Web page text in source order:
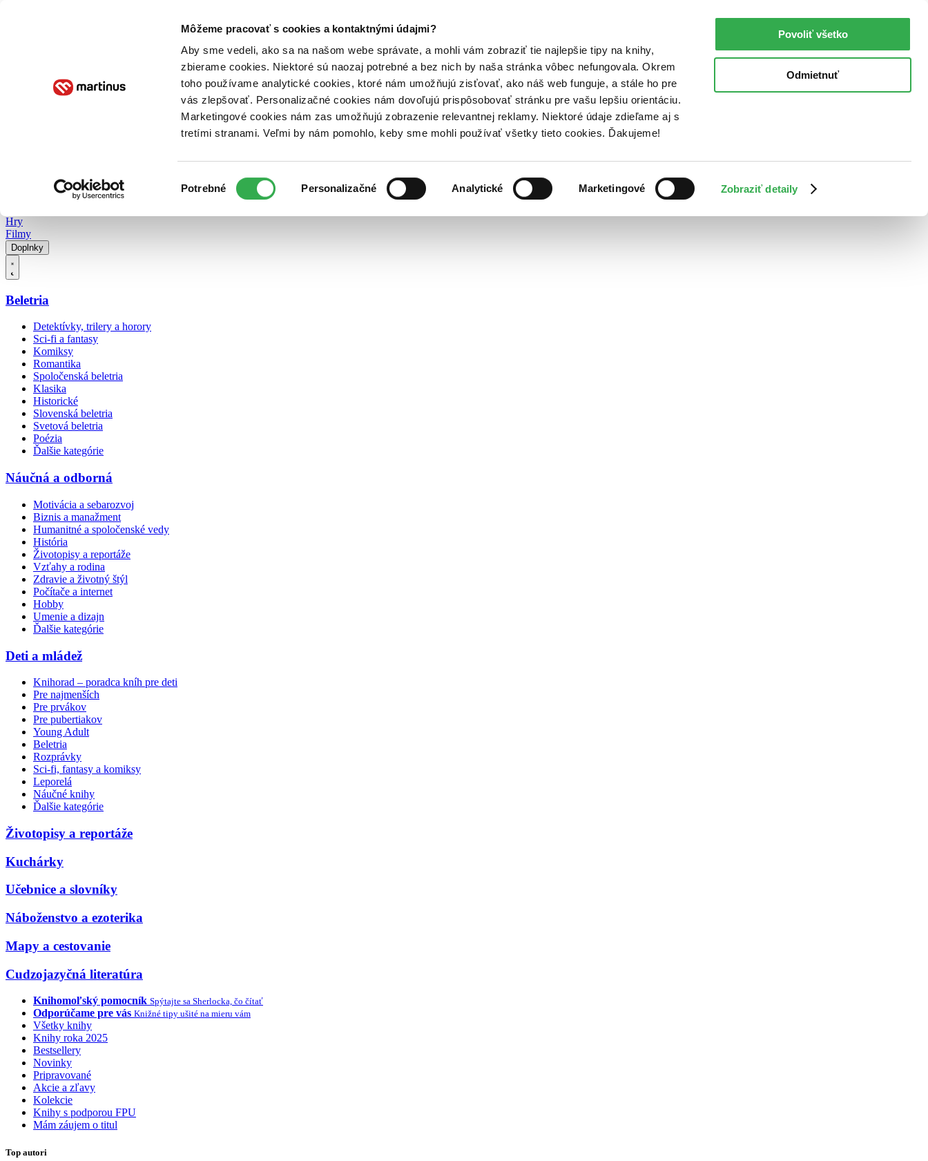
Môžeme pracovať s cookies a kontaktnými údajmi?
Aby sme vedeli, ako sa na našom webe správate, a mohli vám zobraziť tie najlepšie tipy na knihy,
zbierame cookies. Niektoré sú naozaj potrebné a bez nich by naša stránka vôbec nefungovala. Okrem
toho používame analytické cookies, ktoré nám umožňujú zisťovať, ako náš web funguje, a stále ho pre
vás zlepšovať. Personalizačné cookies nám dovoľujú prispôsobovať stránku pre vašu lepšiu orientáciu.
Marketingové cookies nám zas umožňujú zobrazenie relevantnej reklamy. Niektoré údaje zdieľame aj s
tretími stranami. Veľmi by nám pomohlo, keby sme mohli používať všetky tieto cookies. Ďakujeme!
súhlasu
Potrebné Personalizačné Analytické Marketingové Zobraziť detaily
Povoliť všetko
Odmietnuť
Poukážky Kontakt
Hry
Filmy
Doplnky
Beletria
Detektívky, trilery a horory
Sci-fi a fantasy
Komiksy
Romantika
Spoločenská beletria
Klasika
Historické
Slovenská beletria
Svetová beletria
Poézia
Ďalšie kategórie
Náučná a odborná
Motivácia a sebarozvoj
Biznis a manažment
Humanitné a spoločenské vedy
História
Životopisy a reportáže
Vzťahy a rodina
Zdravie a životný štýl
Počítače a internet
Hobby
Umenie a dizajn
Ďalšie kategórie
Deti a mládež
Knihorad – poradca kníh pre deti
Pre najmenších
Pre prvákov
Pre pubertiakov
Young Adult
Beletria
Rozprávky
Sci-fi, fantasy a komiksy
Leporelá
Náučné knihy
Ďalšie kategórie
Životopisy a reportáže
Kuchárky
Učebnice a slovníky
Náboženstvo a ezoterika
Mapy a cestovanie
Cudzojazyčná literatúra
Knihomoľský pomocník Spýtajte sa Sherlocka, čo čítať
Odporúčame pre vás Knižné tipy ušité na mieru vám
Všetky knihy
Knihy roka 2025
Bestsellery
Novinky
Pripravované
Akcie a zľavy
Kolekcie
Knihy s podporou FPU
Mám záujem o titul
Top autori